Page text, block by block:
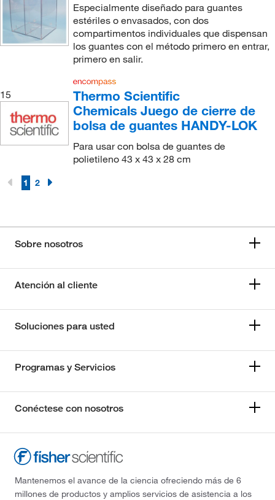
Especialmente diseñado para guantes
estériles o envasados, con dos
compartimentos individuales que dispensan
los guantes con el método primero en entrar,
primero en salir.
15
Thermo Scientific
Chemicals Juego de cierre de
bolsa de guantes HANDY-LOK
Para usar con bolsa de guantes de
polietileno 43 x 43 x 28 cm
1 2
Sobre nosotros
Atención al cliente
Soluciones para usted
Programas y Servicios
Conéctese con nosotros
Mantenemos el avance de la ciencia ofreciendo más de 6
millones de productos y amplios servicios de asistencia a los